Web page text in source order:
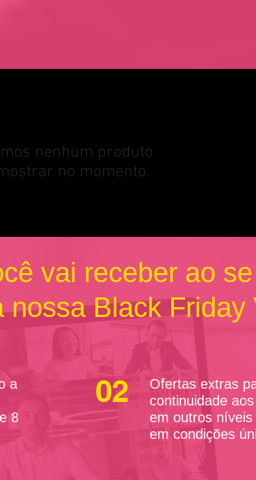
nenhum produto
no momento.
vai receber ao se
nossa Black Friday
a
8
02
Ofertas extras
continuidade
em outros
em condições